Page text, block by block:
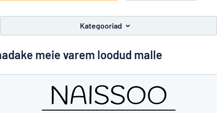
Kuva kõik kategooriad
Logige
Klienditeenindus
Kategooriad
meie varem loodud malle